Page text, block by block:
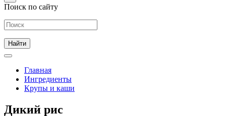
Поиск по сайту
Главная
Ингредиенты
Крупы и каши
Дикий рис